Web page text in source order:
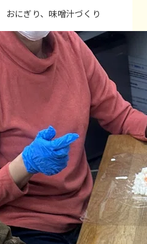
にぎり、味噌汁づくり